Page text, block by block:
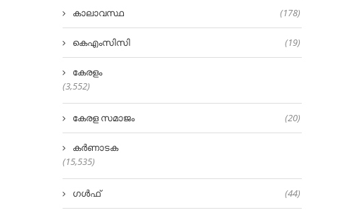
കാലാവസ്ഥ (178)
കെഎംസിസി (19)
കേരളം
(3,552)
കേരള സമാജം (20)
കർണാടക
(15,535)
ഗൾഫ് (44)